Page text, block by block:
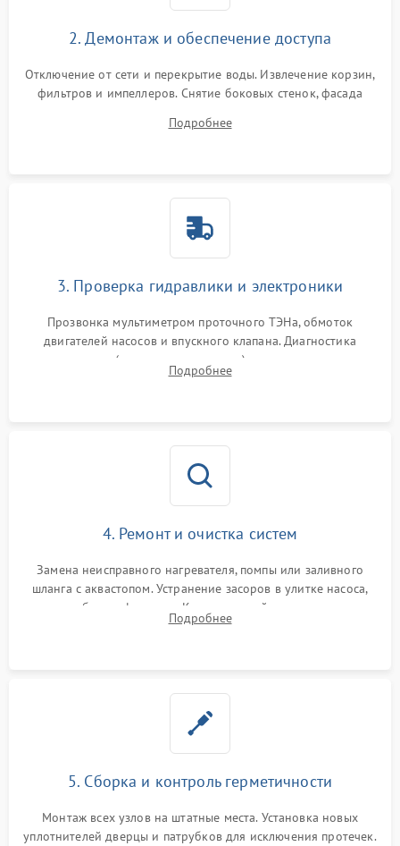
2. Демонтаж и обеспечение доступа
Отключение от сети и перекрытие воды. Извлечение корзин,
фильтров и импеллеров. Снятие боковых стенок, фасада
циркуляционному насосу, ТЭНу и сливной помпе.
Подробнее
3. Проверка гидравлики и электроники
Прозвонка мультиметром проточного ТЭНа, обмоток
двигателей насосов и впускного клапана. Диагностика
прессостата (датчика уровня воды), датчика мутности,
концевика дверцы и электронного модуля управления.
Подробнее
4. Ремонт и очистка систем
Замена неисправного нагревателя, помпы или заливного
шланга с аквастопом. Устранение засоров в улитке насоса,
патрубках и фильтрах. Компонентный ремонт платы
управления, восстановление поврежденной проводки.
Подробнее
5. Сборка и контроль герметичности
Монтаж всех узлов на штатные места. Установка новых
уплотнителей дверцы и патрубков для исключения протечек.